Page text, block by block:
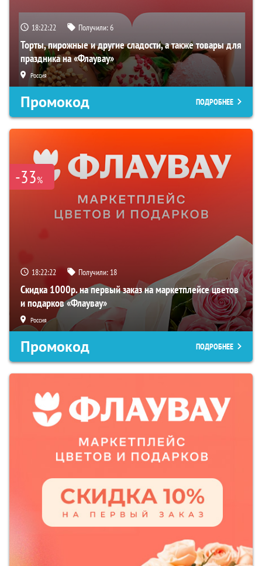
18:22:21 Получили:6
Торты, пирожные и другие сладости, а также товары для
праздника на «Флаувау»
Россия
Промокод ПОДРОБНЕЕ
-33%
18:22:21 Получили: 18
Скидка 1000р. на первый заказ на маркетплейсе цветов
и подарков «Флаувау»
Россия
Промокод ПОДРОБНЕЕ